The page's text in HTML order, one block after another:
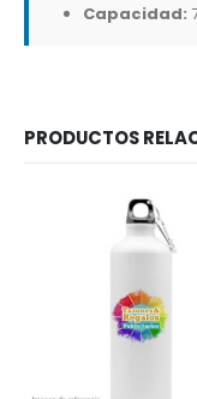
Capacidad:
PRODUCTOS